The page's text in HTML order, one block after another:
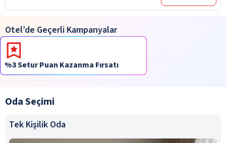
Otel’de Geçerli Kampanyalar
%3 Setur Puan Kazanma Fırsatı
Oda Seçimi
Tek Kişilik Oda